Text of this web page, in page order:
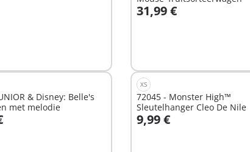
31,99 €
In winkelwagen
& Disney: Belle's
met melodie
XS
72045 - Monster High™
Sleutelhanger Cleo De Nile
9,99 €
In winkelwagen